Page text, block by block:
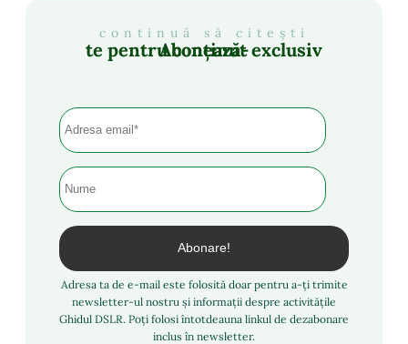
continuă să citești
Abonează-te pentru conținut exclusiv
Adresa ta de e-mail este folosită doar pentru a-ți trimite
newsletter-ul nostru și informații despre activitățile
Ghidul DSLR. Poți folosi întotdeauna linkul de dezabonare
inclus în newsletter.